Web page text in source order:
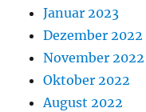
Januar 2023
Dezember 2022
November 2022
Oktober 2022
August 2022